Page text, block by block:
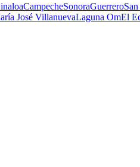
CampecheSonoraGuerrero
José VillanuevaLaguna OmEl